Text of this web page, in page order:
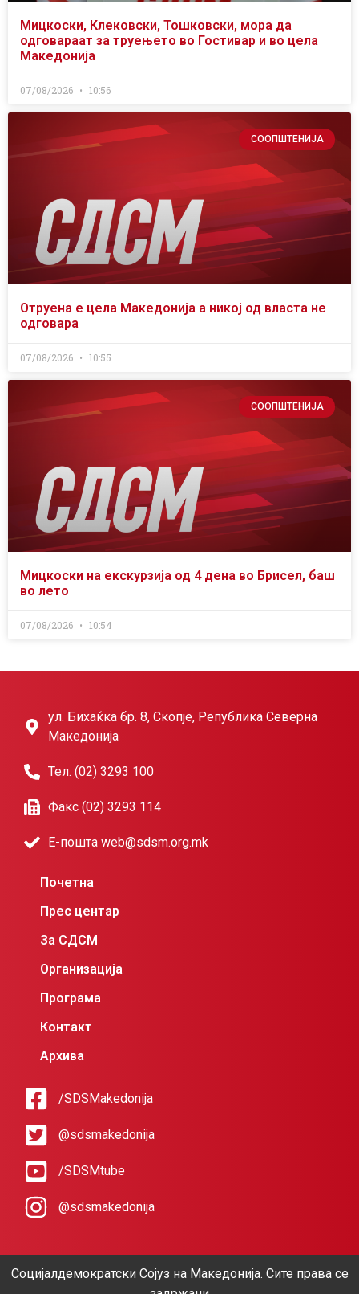
Мицкоски, Клековски, Тошковски, мора да
одговараат за труењето во Гостивар и во цела
Македонија
07/08/2026 10:56
СООПШТЕНИЈА
Отруена е цела Македонија а никој од власта не
одговара
07/08/2026 10:55
СООПШТЕНИЈА
Мицкоски на екскурзија од 4 дена во Брисел, баш
во лето
07/08/2026 10:54
ул. Бихаќка бр. 8, Скопје, Република Северна
Македонија
Тел. (02) 3293 100
Факс (02) 3293 114
Е-пошта web@sdsm.org.mk
Почетна
Прес центар
За СДСМ
Организација
Програма
Контакт
Архива
/SDSMakedonija
@sdsmakedonija
/SDSMtube
@sdsmakedonija
Социјалдемократски Сојуз на Македонија. Сите права се